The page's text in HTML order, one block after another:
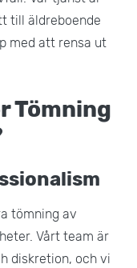
till äldreboende
med att rensa ut
Tömning
tömning av
Vårt team är
diskretion, och vi